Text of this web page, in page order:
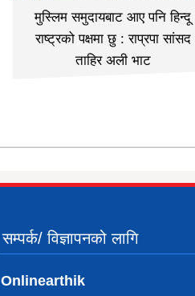
मुस्लिम समुदायबाट आए पनि हिन्दू
राष्ट्रको पक्षमा छु : राप्रपा सांसद
ताहिर अली भाट
सम्पर्क/ विज्ञापनको लागि
Onlinearthik